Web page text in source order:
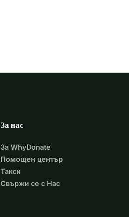
За нас
За WhyDonate
Помощен център
Такси
Свържи се с Нас